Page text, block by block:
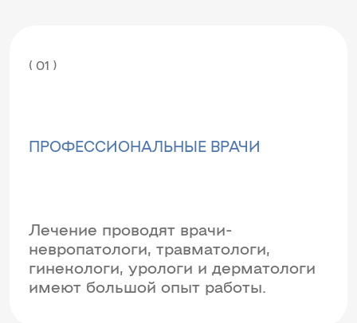
( 01 )
ПРОФЕССИОНАЛЬНЫЕ ВРАЧИ
Лечение проводят врачи-
невропатологи, травматологи,
гинекологи, урологи и дерматологи
имеют большой опыт работы.